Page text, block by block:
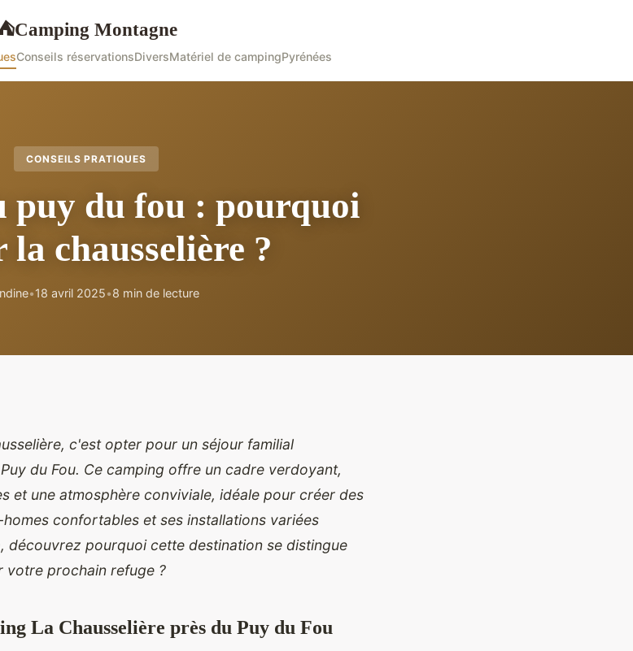
Camping Montagne
Conseils réservationsDiversMatériel de campingPyrénées
CONSEILS PRATIQUES
puy du fou : pourquoi
la chausselière ?
•18 avril 2025•8 min de lecture
c'est opter pour un séjour familial
du Fou. Ce camping offre un cadre verdoyant,
et une atmosphère conviviale, idéale pour créer des
confortables et ses installations variées
découvrez pourquoi cette destination se distingue
votre prochain refuge ?
La Chausselière près du Puy du Fou